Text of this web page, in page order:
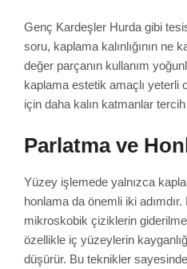
Genç Kardeşler Hurda gibi
soru, kaplama kalınlığının ne
değer parçanın kullanım
kaplama estetik amaçlı yeterli
için daha kalın katmanlar tercih
Parlatma ve
Yüzey işlemede yalnızca
honlama da önemli iki
mikroskobik çiziklerin
özellikle iç yüzeylerin
düşürür. Bu teknikler